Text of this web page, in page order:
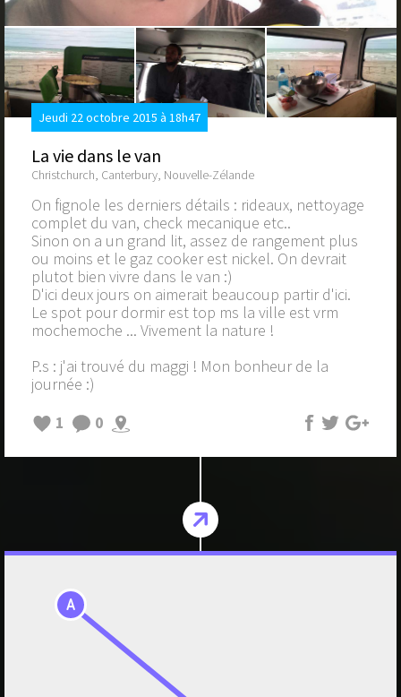
Jeudi 22 octobre 2015 à 18h47
La vie dans le van
Christchurch, Canterbury, Nouvelle-Zélande
On fignole les derniers détails : rideaux, nettoyage
complet du van, check mecanique etc..
Sinon on a un grand lit, assez de rangement plus
ou moins et le gaz cooker est nickel. On devrait
plutot bien vivre dans le van :)
D'ici deux jours on aimerait beaucoup partir d'ici.
Le spot pour dormir est top ms la ville est vrm
mochemoche ... Vivement la nature !
P.s : j'ai trouvé du maggi ! Mon bonheur de la
journée :)
1
0
A